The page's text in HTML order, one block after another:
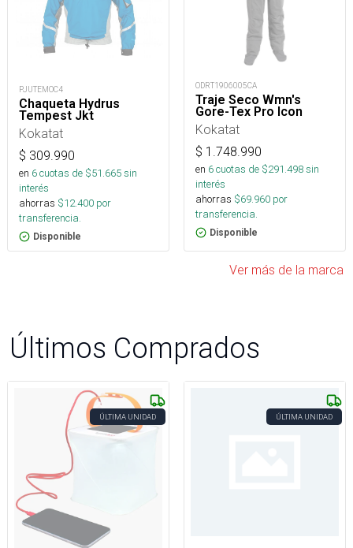
PJUTEMOC4
Chaqueta Hydrus
Tempest Jkt
Kokatat
$ 309.990
en 6cuotas de $51.665sin
interés
ahorras $12.400 por
transferencia.
Disponible
ODRT1906005CA
Traje Seco Wmn's
Gore-Tex Pro Icon
Kokatat
$ 1.748.990
en 6cuotas de $291.498sin
interés
ahorras $69.960 por
transferencia.
Disponible
Ver más de la marca
Últimos Comprados
ÚLTIMA UNIDAD ÚLTIMA UNIDAD